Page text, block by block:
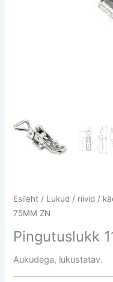
Esileht / Lukud / riivid /
75MM ZN
Pingutuslukk
Aukudega, lukustatav.